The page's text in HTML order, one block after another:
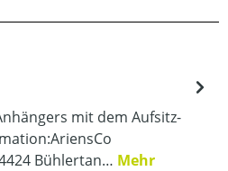
mit dem Aufsitz-
Bühlertan… Mehr